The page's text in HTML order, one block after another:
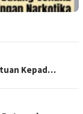
Kepad…